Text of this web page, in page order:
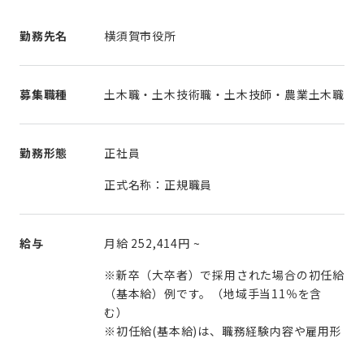
勤務先名 横須賀市役所
募集職種 土木職・土木技術職・土木技師・農業土木職
勤務形態
正社員
正式名称：正規職員
給与 月給 252,414円 ~
※新卒（大卒者）で採用された場合の初任給
（基本給）例です。（地域手当11％を含
む）
※初任給(基本給)は、職務経験内容や雇用形